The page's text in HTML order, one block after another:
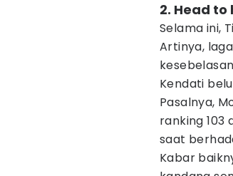
2. Head
Selama ini,
Artinya,
Kendati
Pasalnya,
ranking 103
saat
Kabar